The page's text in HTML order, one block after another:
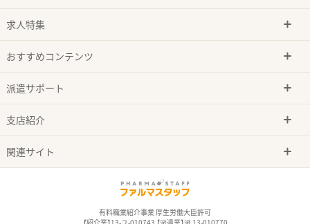
求人特集
おすすめコンテンツ
派遣サポート
支店紹介
関連サイト
有料職業紹介事業 厚生労働大臣許可